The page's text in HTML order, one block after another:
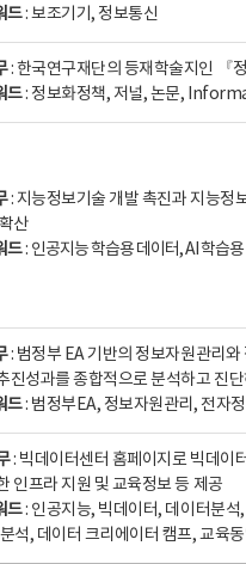
드: 보조기기, 정보통신
: 한국연구재단의 등재학술지인 『
드: 정보화정책, 저널, 논문,
: 지능정보기술 개발 촉진과 지능정
산
드: 인공지능 학습용 데이터, AI 학습
: 범정부 EA 기반의 정보자원관리
진성과를 종합적으로 분석하고 진
드: 범정부EA, 정보자원관리, 전자
: 빅데이터센터 홈페이지로 빅데이
인프라 지원 및 교육정보 등 제공
드: 인공지능, 빅데이터, 데이터분
석, 데이터 크리에이터 캠프, 교육